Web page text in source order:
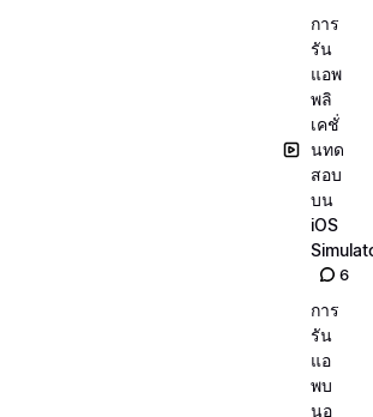
การ
รัน
แอพ
พลิ
เคชั่
นทด
สอบ
บน
iOS
6
การ
รัน
แอ
พบ
นอุ